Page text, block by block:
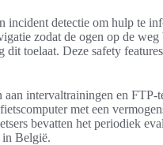
detectie om hulp te
zodat de ogen op de
toelaat. Deze safety
intervaltrainingen en
met een
bevatten het periodiek
in België.